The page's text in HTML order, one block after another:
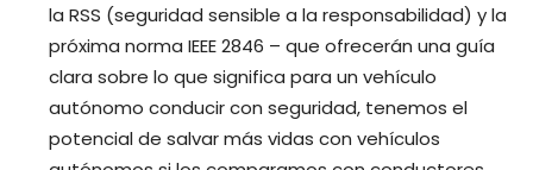
la RSS (seguridad sensible a la responsabilidad) y la
próxima norma IEEE 2846 – que ofrecerán una guía
clara sobre lo que significa para un vehículo
autónomo conducir con seguridad, tenemos el
potencial de salvar más vidas con vehículos